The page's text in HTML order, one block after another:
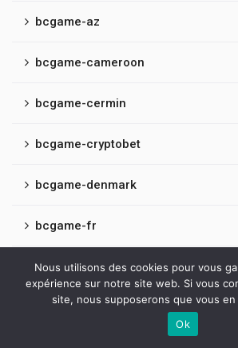
bcgame-az
bcgame-cameroon
bcgame-cermin
bcgame-cryptobet
bcgame-denmark
bcgame-fr
bcgame-hindi
bcgame-latvia
Nous utilisons des cookies pour vous
expérience sur notre site web. Si vous
site, nous supposerons que vous
Ok